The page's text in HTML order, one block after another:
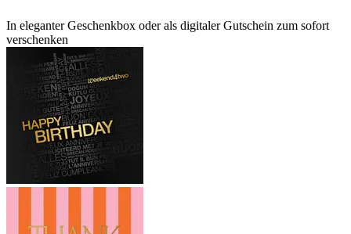
In eleganter Geschenkbox oder als digitaler Gutschein zum sofort
verschenken